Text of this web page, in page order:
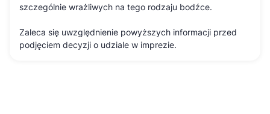
szczególnie wrażliwych na tego rodzaju bodźce.
Zaleca się uwzględnienie powyższych informacji przed
podjęciem decyzji o udziale w imprezie.